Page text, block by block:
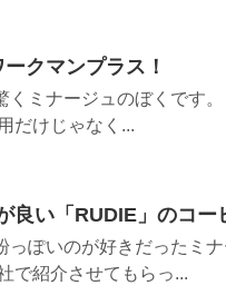
クマンプラス！
くミナージュのぼくです
だけじゃなく...
良い「RUDIE」のコー
っぽいのが好きだったミ
で紹介させてもらっ...